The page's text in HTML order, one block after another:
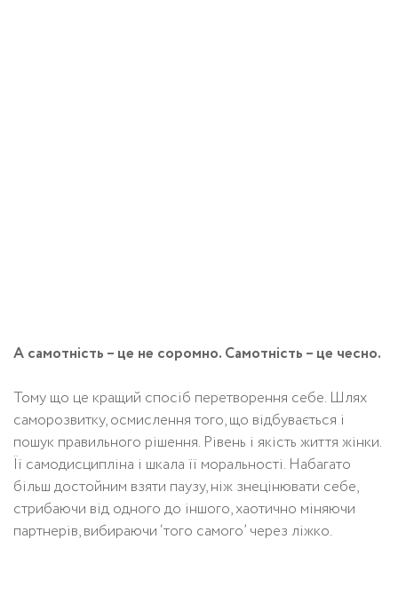
А самотність – це не соромно. Самотність – це чесно.
Тому що це кращий спосіб перетворення себе. Шлях
саморозвитку, осмислення того, що відбувається і
пошук правильного рішення. Рівень і якість життя жінки.
Її самодисципліна і шкала її моральності. Набагато
більш достойним взяти паузу, ніж знецінювати себе,
стрибаючи від одного до іншого, хаотично міняючи
партнерів, вибираючи ‘того самого’ через ліжко.